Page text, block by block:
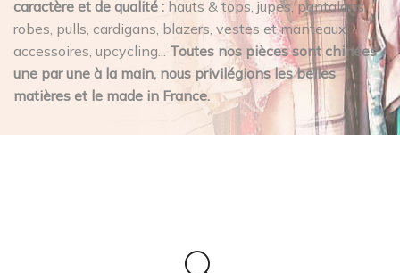
caractère et de qualité : hauts & tops, jupes, pantalons,
robes, pulls, cardigans, blazers, vestes et manteaux,
accessoires, upcycling... Toutes nos pièces sont chinées
une par une à la main, nous privilégions les belles
matières et le made in France.